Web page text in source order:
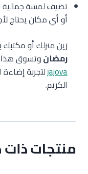
تضيف لمسة جمالية
أو أي مكان يحتاج
زين منزلك أو
رمضانوتسوق هذا
jajovaلتجربة
الكريم.
منتجات